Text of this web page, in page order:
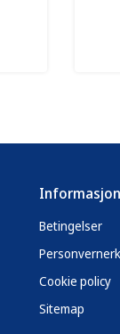
Informasjon
Betingelser
Cookie policy
Sitemap